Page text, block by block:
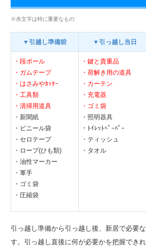
※赤文字は特に重要なもの
▼引越し準備前 ▼引っ越し当日
・段ボール
・ガムテープ
・はさみやｶｯﾀｰ
・工具類
・清掃用道具
・新聞紙
・ビニール袋
・セロテープ
・ロープ(ひも類)
・油性マーカー
・軍手
・ゴミ袋
・圧縮袋
・鍵と貴重品
・荷解き用の道具
・カーテン
・充電器
・ゴミ袋
・照明器具
・ﾄｲﾚｯﾄﾍﾟｰﾊﾟｰ
・ティッシュ
・タオル
引っ越し準備から引っ越し後、新居で必要
す。引っ越し直後に何が必要かを把握でき